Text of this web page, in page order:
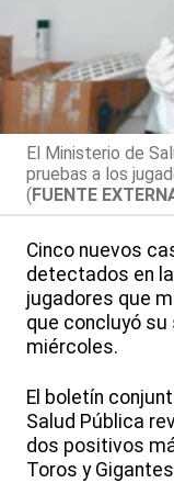
El Ministerio de
pruebas a los
(FUENTE
Cinco nuevos
detectados en
jugadores que
que concluyó
miércoles.
El boletín
Salud Pública
dos positivos
Toros y